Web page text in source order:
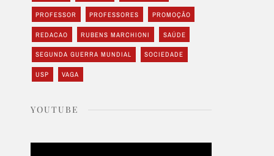
PROFESSOR PROFESSORES PROMOÇÃO
REDACAO RUBENS MARCHIONI SAÚDE
SEGUNDA GUERRA MUNDIAL SOCIEDADE
USP VAGA
YOUTUBE